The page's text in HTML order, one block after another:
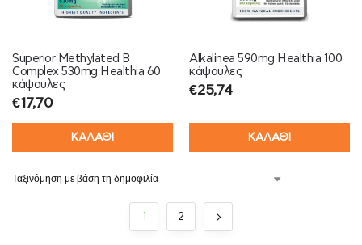
Superior Methylated B
Complex 530mg Healthia 60
κάψουλες
€17,70
ΚΑΛΑΘΙ
Alkalinea 590mg Healthia 100
κάψουλες
€25,74
ΚΑΛΑΘΙ
1 2